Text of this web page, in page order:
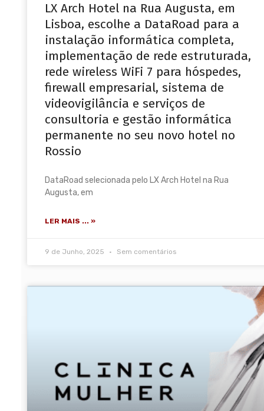
LX Arch Hotel na Rua Augusta, em
Lisboa, escolhe a DataRoad para a
instalação informática completa,
implementação de rede estruturada,
rede wireless WiFi 7 para hóspedes,
firewall empresarial, sistema de
videovigilância e serviços de
consultoria e gestão informática
permanente no seu novo hotel no
Rossio
DataRoad selecionada pelo LX Arch Hotel na Rua
Augusta, em
LER MAIS ... »
9 de Junho, 2025 Sem comentários